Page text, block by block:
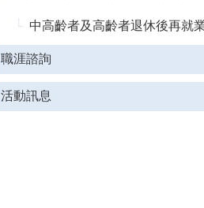
中高齡者及高齡者退休後再就
職涯諮詢
活動訊息